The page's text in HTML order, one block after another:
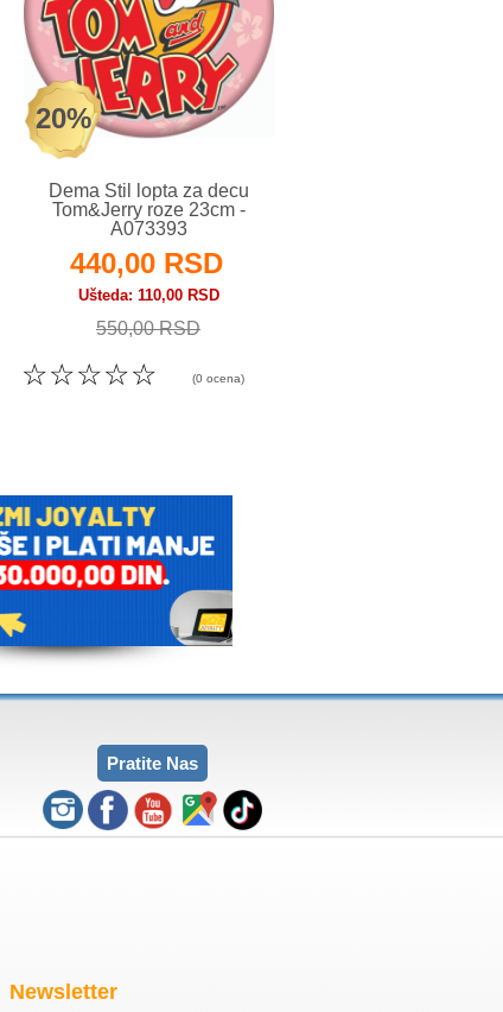
20%
Dema Stil lopta za decu
Tom&Jerry roze 23cm -
A073393
440,00 RSD
Ušteda 110,00 RSD
550,00 RSD
☆
☆
☆
☆
☆ (0 ocena)
Pratite Nas
Newsletter